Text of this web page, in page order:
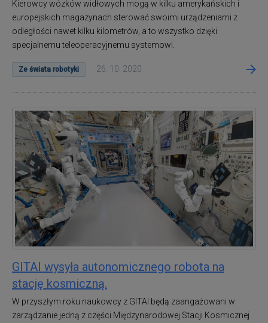
Kierowcy wózków widłowych mogą w kilku amerykańskich i
europejskich magazynach sterować swoimi urządzeniami z
odległości nawet kilku kilometrów, a to wszystko dzięki
specjalnemu teleoperacyjnemu systemowi.
Ze świata robotyki 26. 10. 2020
GITAI wysyła autonomicznego robota na
stację kosmiczną.
W przyszłym roku naukowcy z GITAI będą zaangażowani w
zarządzanie jedną z części Międzynarodowej Stacji Kosmicznej